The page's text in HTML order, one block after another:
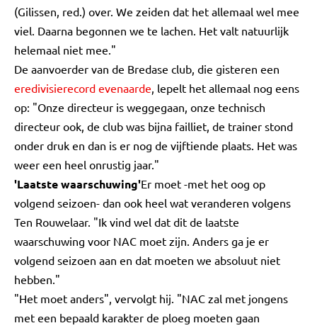
(Gilissen, red.) over. We zeiden dat het allemaal wel mee
viel. Daarna begonnen we te lachen. Het valt natuurlijk
helemaal niet mee."
De aanvoerder van de Bredase club, die gisteren een
eredivisierecord evenaarde, lepelt het allemaal nog eens
op: "Onze directeur is weggegaan, onze technisch
directeur ook, de club was bijna failliet, de trainer stond
onder druk en dan is er nog de vijftiende plaats. Het was
weer een heel onrustig jaar."
'Laatste waarschuwing'Er moet -met het oog op
volgend seizoen- dan ook heel wat veranderen volgens
Ten Rouwelaar. "Ik vind wel dat dit de laatste
waarschuwing voor NAC moet zijn. Anders ga je er
volgend seizoen aan en dat moeten we absoluut niet
hebben."
"Het moet anders", vervolgt hij. "NAC zal met jongens
met een bepaald karakter de ploeg moeten gaan